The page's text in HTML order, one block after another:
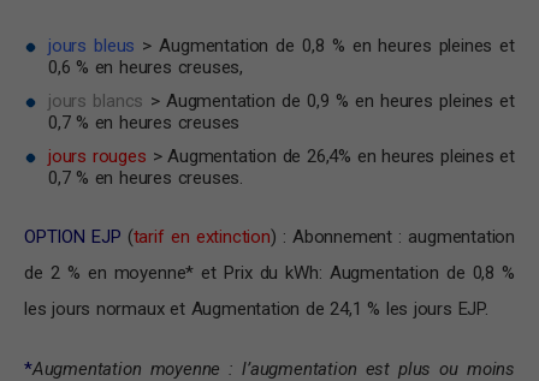
jours bleus > Augmentation de 0,8 % en heures pleines et
0,6 % en heures creuses,
jours blancs > Augmentation de 0,9 % en heures pleines et
0,7 % en heures creuses
jours rouges > Augmentation de 26,4% en heures pleines et
0,7 % en heures creuses.
OPTION EJP (tarif en extinction) : Abonnement : augmentation
de 2 % en moyenne* et Prix du kWh: Augmentation de 0,8 %
les jours normaux et Augmentation de 24,1 % les jours EJP.
*Augmentation moyenne : l’augmentation est plus ou moins